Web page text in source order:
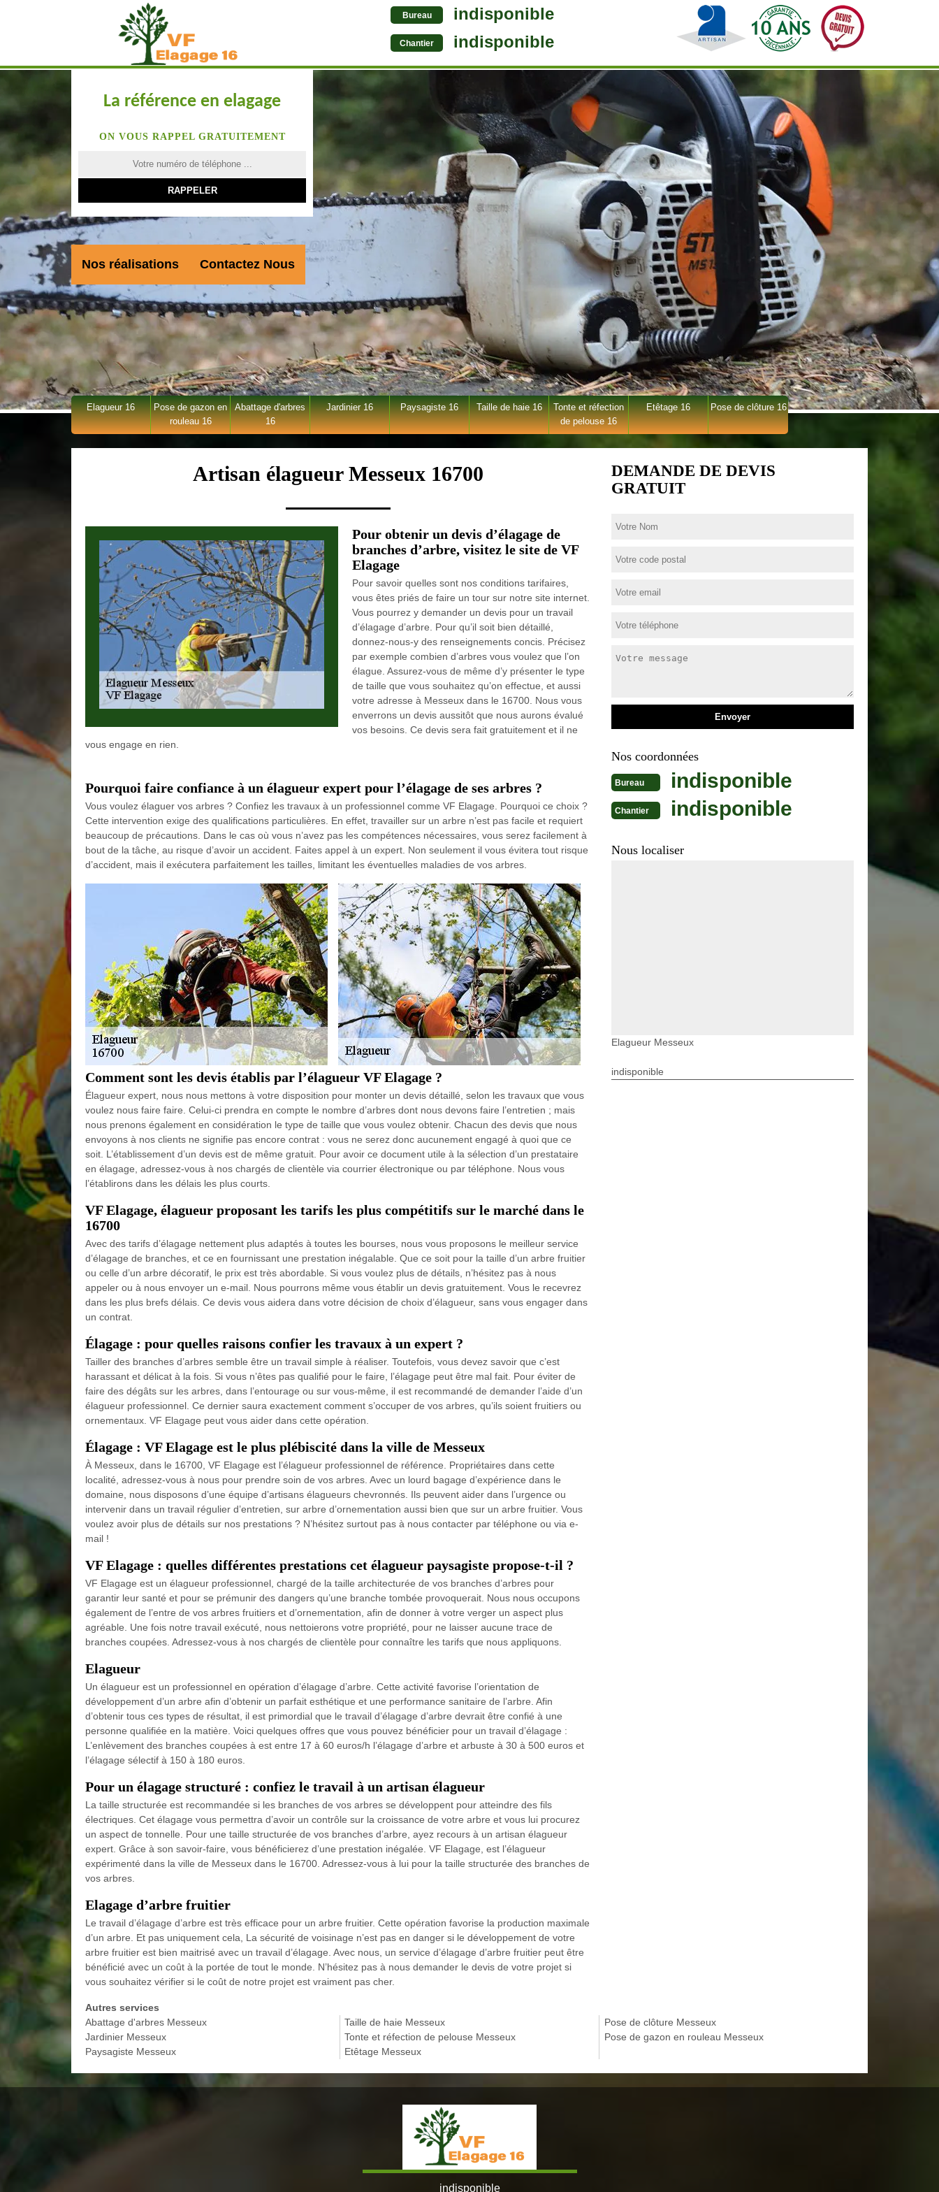
Bureau indisponible
Chantier indisponible
La référence en elagage
ON VOUS RAPPEL GRATUITEMENT
Nos réalisations Contactez Nous
Elagueur 16
Pose de gazon en
rouleau 16
Abattage d'arbres
16
Jardinier 16 Paysagiste 16 Taille de haie 16
Tonte et réfection
de pelouse 16
Etêtage 16 Pose de clôture 16
Artisan élagueur Messeux 16700
Pour obtenir un devis d’élagage de
branches d’arbre, visitez le site de VF
Elagage
Pour savoir quelles sont nos conditions tarifaires,
vous êtes priés de faire un tour sur notre site internet.
Vous pourrez y demander un devis pour un travail
d’élagage d’arbre. Pour qu’il soit bien détaillé,
donnez-nous-y des renseignements concis. Précisez
par exemple combien d’arbres vous voulez que l’on
élague. Assurez-vous de même d’y présenter le type
de taille que vous souhaitez qu’on effectue, et aussi
votre adresse à Messeux dans le 16700. Nous vous
enverrons un devis aussitôt que nous aurons évalué
vos besoins. Ce devis sera fait gratuitement et il ne
vous engage en rien.
Pourquoi faire confiance à un élagueur expert pour l’élagage de ses arbres ?
Vous voulez élaguer vos arbres ? Confiez les travaux à un professionnel comme VF Elagage. Pourquoi ce choix ?
Cette intervention exige des qualifications particulières. En effet, travailler sur un arbre n’est pas facile et requiert
beaucoup de précautions. Dans le cas où vous n’avez pas les compétences nécessaires, vous serez facilement à
bout de la tâche, au risque d’avoir un accident. Faites appel à un expert. Non seulement il vous évitera tout risque
d’accident, mais il exécutera parfaitement les tailles, limitant les éventuelles maladies de vos arbres.
Comment sont les devis établis par l’élagueur VF Elagage ?
Élagueur expert, nous nous mettons à votre disposition pour monter un devis détaillé, selon les travaux que vous
voulez nous faire faire. Celui-ci prendra en compte le nombre d’arbres dont nous devons faire l’entretien ; mais
nous prenons également en considération le type de taille que vous voulez obtenir. Chacun des devis que nous
envoyons à nos clients ne signifie pas encore contrat : vous ne serez donc aucunement engagé à quoi que ce
soit. L’établissement d’un devis est de même gratuit. Pour avoir ce document utile à la sélection d’un prestataire
en élagage, adressez-vous à nos chargés de clientèle via courrier électronique ou par téléphone. Nous vous
l’établirons dans les délais les plus courts.
VF Elagage, élagueur proposant les tarifs les plus compétitifs sur le marché dans le
16700
Avec des tarifs d’élagage nettement plus adaptés à toutes les bourses, nous vous proposons le meilleur service
d’élagage de branches, et ce en fournissant une prestation inégalable. Que ce soit pour la taille d’un arbre fruitier
ou celle d’un arbre décoratif, le prix est très abordable. Si vous voulez plus de détails, n’hésitez pas à nous
appeler ou à nous envoyer un e-mail. Nous pourrons même vous établir un devis gratuitement. Vous le recevrez
dans les plus brefs délais. Ce devis vous aidera dans votre décision de choix d’élagueur, sans vous engager dans
un contrat.
Élagage : pour quelles raisons confier les travaux à un expert ?
Tailler des branches d’arbres semble être un travail simple à réaliser. Toutefois, vous devez savoir que c’est
harassant et délicat à la fois. Si vous n’êtes pas qualifié pour le faire, l’élagage peut être mal fait. Pour éviter de
faire des dégâts sur les arbres, dans l’entourage ou sur vous-même, il est recommandé de demander l’aide d’un
élagueur professionnel. Ce dernier saura exactement comment s’occuper de vos arbres, qu’ils soient fruitiers ou
ornementaux. VF Elagage peut vous aider dans cette opération.
Élagage : VF Elagage est le plus plébiscité dans la ville de Messeux
À Messeux, dans le 16700, VF Elagage est l’élagueur professionnel de référence. Propriétaires dans cette
localité, adressez-vous à nous pour prendre soin de vos arbres. Avec un lourd bagage d’expérience dans le
domaine, nous disposons d’une équipe d’artisans élagueurs chevronnés. Ils peuvent aider dans l’urgence ou
intervenir dans un travail régulier d’entretien, sur arbre d’ornementation aussi bien que sur un arbre fruitier. Vous
voulez avoir plus de détails sur nos prestations ? N’hésitez surtout pas à nous contacter par téléphone ou via e-
mail !
VF Elagage : quelles différentes prestations cet élagueur paysagiste propose-t-il ?
VF Elagage est un élagueur professionnel, chargé de la taille architecturée de vos branches d’arbres pour
garantir leur santé et pour se prémunir des dangers qu’une branche tombée provoquerait. Nous nous occupons
également de l’entre de vos arbres fruitiers et d’ornementation, afin de donner à votre verger un aspect plus
agréable. Une fois notre travail exécuté, nous nettoierons votre propriété, pour ne laisser aucune trace de
branches coupées. Adressez-vous à nos chargés de clientèle pour connaître les tarifs que nous appliquons.
Elagueur
Un élagueur est un professionnel en opération d’élagage d’arbre. Cette activité favorise l’orientation de
développement d’un arbre afin d’obtenir un parfait esthétique et une performance sanitaire de l’arbre. Afin
d’obtenir tous ces types de résultat, il est primordial que le travail d’élagage d’arbre devrait être confié à une
personne qualifiée en la matière. Voici quelques offres que vous pouvez bénéficier pour un travail d’élagage :
L’enlèvement des branches coupées à est entre 17 à 60 euros/h l’élagage d’arbre et arbuste à 30 à 500 euros et
l’élagage sélectif à 150 à 180 euros.
Pour un élagage structuré : confiez le travail à un artisan élagueur
La taille structurée est recommandée si les branches de vos arbres se développent pour atteindre des fils
électriques. Cet élagage vous permettra d’avoir un contrôle sur la croissance de votre arbre et vous lui procurez
un aspect de tonnelle. Pour une taille structurée de vos branches d’arbre, ayez recours à un artisan élagueur
expert. Grâce à son savoir-faire, vous bénéficierez d’une prestation inégalée. VF Elagage, est l’élagueur
expérimenté dans la ville de Messeux dans le 16700. Adressez-vous à lui pour la taille structurée des branches de
vos arbres.
Elagage d’arbre fruitier
Le travail d’élagage d’arbre est très efficace pour un arbre fruitier. Cette opération favorise la production maximale
d’un arbre. Et pas uniquement cela, La sécurité de voisinage n’est pas en danger si le développement de votre
arbre fruitier est bien maitrisé avec un travail d’élagage. Avec nous, un service d’élagage d’arbre fruitier peut être
bénéficié avec un coût à la portée de tout le monde. N’hésitez pas à nous demander le devis de votre projet si
vous souhaitez vérifier si le coût de notre projet est vraiment pas cher.
DEMANDE DE DEVIS
GRATUIT
Nos coordonnées
Bureau indisponible
Chantier indisponible
Nous localiser
Elagueur Messeux
indisponible
Autres services
Abattage d'arbres Messeux
Jardinier Messeux
Paysagiste Messeux
Taille de haie Messeux
Tonte et réfection de pelouse Messeux
Etêtage Messeux
Pose de clôture Messeux
Pose de gazon en rouleau Messeux
indisponible